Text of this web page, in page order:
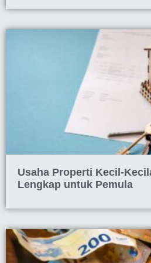
Usaha Properti Kecil-
Lengkap untuk Pemula